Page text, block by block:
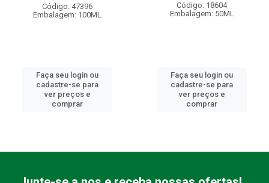
Código: 47396
Embalagem: 100ML
Faça seu login ou
cadastre-se para
ver preços e
comprar
Código: 18604
Embalagem: 50ML
Faça seu login ou
cadastre-se para
ver preços e
comprar